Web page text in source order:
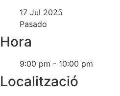
17 Jul 2025
Pasado
Hora
9:00 pm - 10:00 pm
Localització